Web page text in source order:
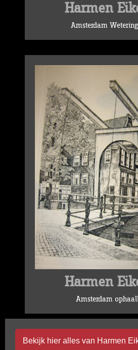
Harmen
Amsterdam
Harmen
Amsterdam
Bekijk hier alles van Harmen